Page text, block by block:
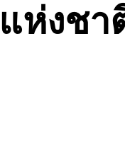
ห่งชา